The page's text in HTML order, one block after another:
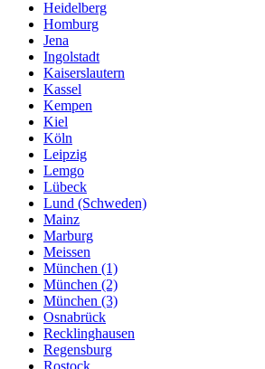
Heidelberg
Homburg
Jena
Ingolstadt
Kaiserslautern
Kassel
Kempen
Kiel
Köln
Leipzig
Lemgo
Lübeck
Lund (Schweden)
Mainz
Marburg
Meissen
München (1)
München (2)
München (3)
Osnabrück
Recklinghausen
Regensburg